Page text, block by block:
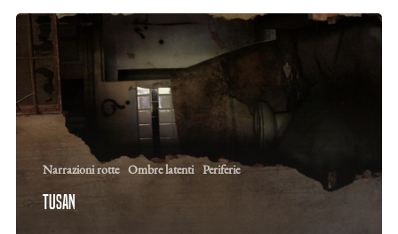
Narrazioni rotte Ombre latenti Periferie
Tusan